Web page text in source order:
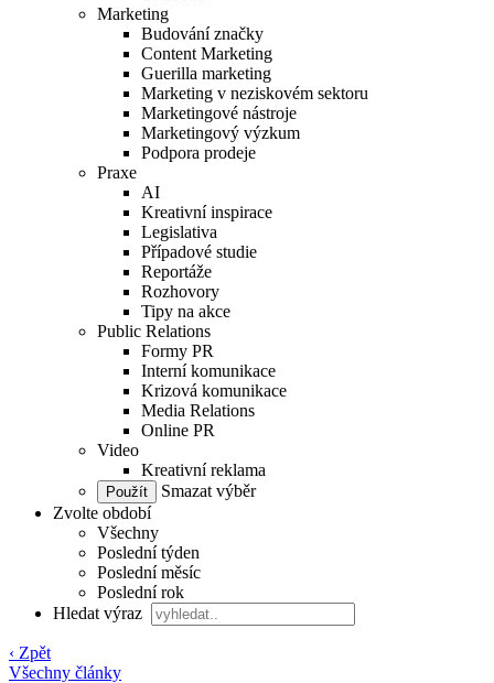
Marketing
Budování značky
Content Marketing
Guerilla marketing
Marketing v neziskovém sektoru
Marketingové nástroje
Marketingový výzkum
Podpora prodeje
Praxe
AI
Kreativní inspirace
Legislativa
Případové studie
Reportáže
Rozhovory
Tipy na akce
Public Relations
Formy PR
Interní komunikace
Krizová komunikace
Media Relations
Online PR
Video
Kreativní reklama
Smazat výběr
Zvolte období
Všechny
Poslední týden
Poslední měsíc
Poslední rok
Hledat výraz
‹ Zpět
Všechny články